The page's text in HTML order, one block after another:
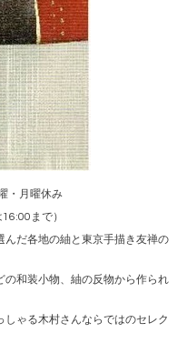
・月曜休み
まで）
んだ各地の紬と東京手描き友禅の
和装小物、紬の反物から作られ
しゃる木村さんならではのセレク